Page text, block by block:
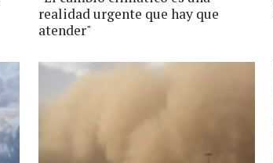
realidad urgente que hay que
atender"